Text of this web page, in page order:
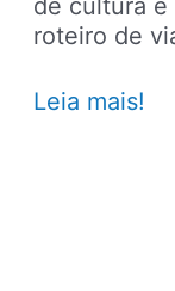
de cultura e
roteiro de
Dinamarca
Leia mais!